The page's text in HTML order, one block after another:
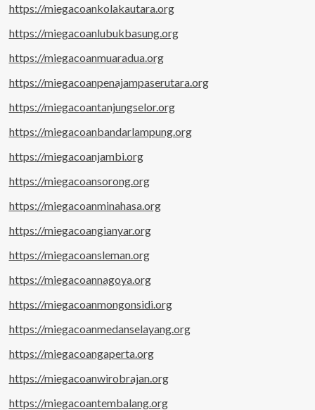
https://miegacoankolakautara.org
https://miegacoanlubukbasung.org
https://miegacoanmuaradua.org
https://miegacoanpenajampaserutara.org
https://miegacoantanjungselor.org
https://miegacoanbandarlampung.org
https://miegacoanjambi.org
https://miegacoansorong.org
https://miegacoanminahasa.org
https://miegacoangianyar.org
https://miegacoansleman.org
https://miegacoannagoya.org
https://miegacoanmongonsidi.org
https://miegacoanmedanselayang.org
https://miegacoangaperta.org
https://miegacoanwirobrajan.org
https://miegacoantembalang.org